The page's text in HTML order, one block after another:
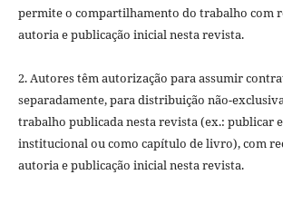
permite o compartilhamento do trabalho com
autoria e publicação inicial nesta revista.
2. Autores têm autorização para assumir
separadamente, para distribuição não-
trabalho publicada nesta revista (ex.: publicar
institucional ou como capítulo de livro), com
autoria e publicação inicial nesta revista.